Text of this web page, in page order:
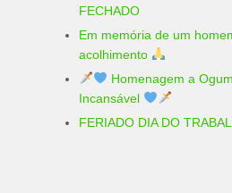
FECHADO
Em memória de um
acolhimento
Homenagem a
Incansável
FERIADO DIA DO